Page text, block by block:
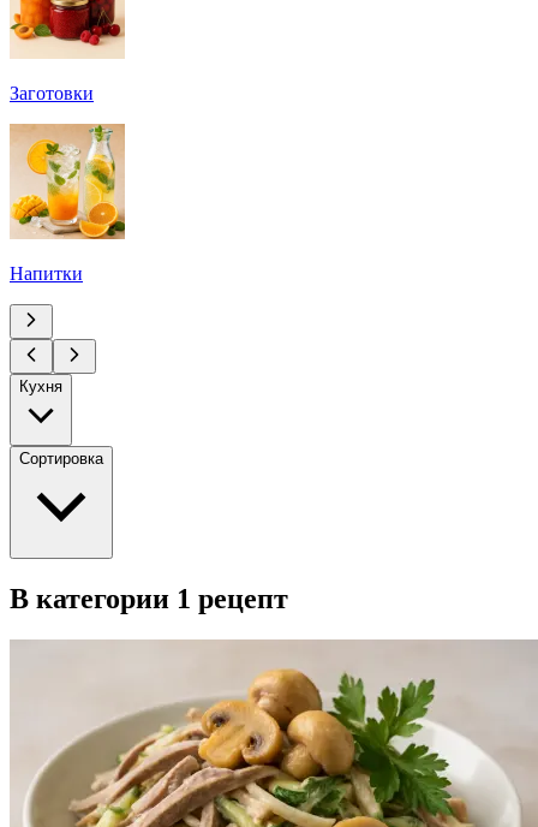
Заготовки
Напитки
Кухня
Сортировка
В категории 1 рецепт